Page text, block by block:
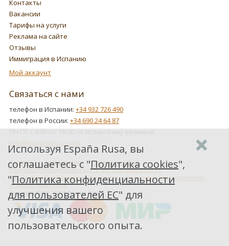
Контакты
Вакансии
Тарифы на услуги
Реклама на сайте
Отзывы
Иммиграция в Испанию
Мой аккаунт
Связаться с нами
телефон в Испании: +34 932 726 490
телефон в России: +34 690 24 64 87
ПН-ПТ с 9:00 по 19:00 по испанскому времени.
info@espanarusa.com
Соглашение пользователя
Политика cookies
Политика конфиденциальности для пользователей ЕС
Как Google обрабатывает информацию о пользователях, получаемую
от наших партнеров
Copyright ©2007-2026 Espana Rusa
Используя España Rusa, вы
соглашаетесь с "Политика cookies",
"Политика конфиденциальности
для пользователей ЕС" для
улучшения вашего
пользовательского опыта.